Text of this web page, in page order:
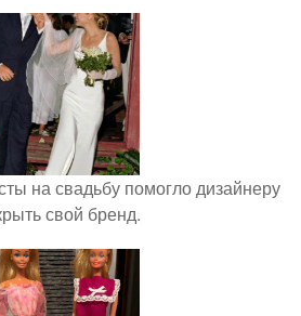
на свадьбу помогло дизайнеру
свой бренд.